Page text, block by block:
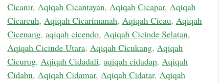
Cicanir, Aqiqah Cicantayan, Aqiqah Cicapar, Aqiqah
Cicareuh, Aqiqah Cicarimanah, Aqiqah Cicau, Aqiqah
Cicenang, aqiqah cicendo, Aqiqah Cicinde Selatan,
Aqiqah Cicinde Utara, Aqiqah Cicukang, Aqiqah
Cicurug, Aqiqah Cidadali, aqiqah cidadap, Aqiqah
Cidahu, Aqiqah Cidamar, Aqiqah Cidatar, Aqiqah